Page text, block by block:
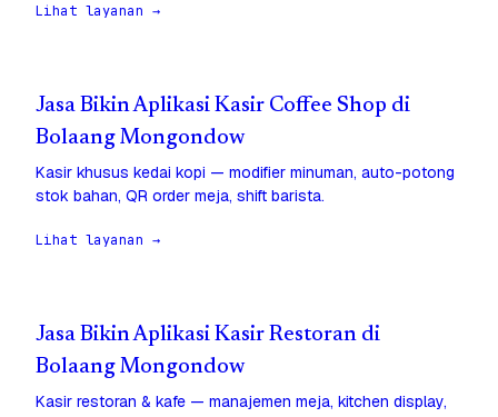
Lihat layanan →
Jasa Bikin Aplikasi Kasir Coffee Shop di
Bolaang Mongondow
Kasir khusus kedai kopi — modifier minuman, auto-potong
stok bahan, QR order meja, shift barista.
Lihat layanan →
Jasa Bikin Aplikasi Kasir Restoran di
Bolaang Mongondow
Kasir restoran & kafe — manajemen meja, kitchen display,